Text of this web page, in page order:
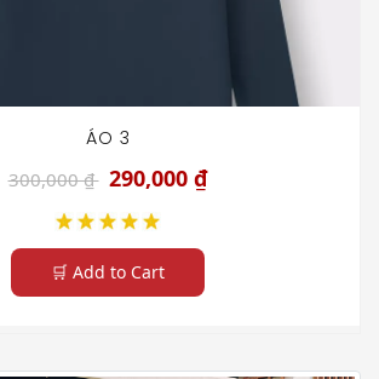
ÁO 3
300,000 ₫ 290,000 ₫
🛒 Add to Cart